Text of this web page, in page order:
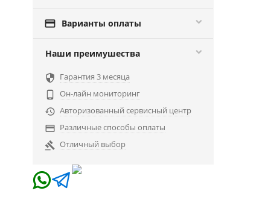
 Варианты оплаты
Наши преимушества
 Гарантия 3 месяца

Он-лайн мониторинг
 Авторизованный сервисный центр
 Различные способы оплаты
 Отличный выбор